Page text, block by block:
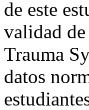
de este
validad
Trauma
datos